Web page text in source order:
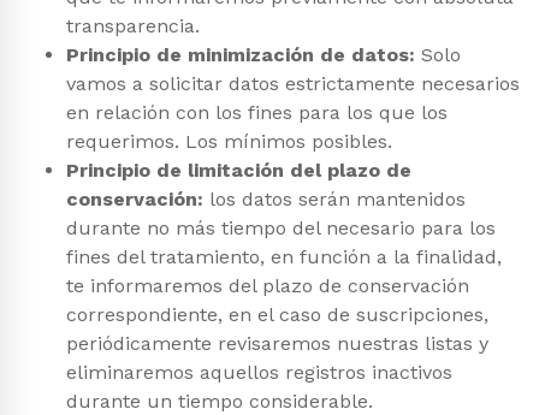
transparencia.
Principio de minimización de datos: Solo
vamos a solicitar datos estrictamente necesarios
en relación con los fines para los que los
requerimos. Los mínimos posibles.
Principio de limitación del plazo de
conservación: los datos serán mantenidos
durante no más tiempo del necesario para los
fines del tratamiento, en función a la finalidad,
te informaremos del plazo de conservación
correspondiente, en el caso de suscripciones,
periódicamente revisaremos nuestras listas y
eliminaremos aquellos registros inactivos
durante un tiempo considerable.